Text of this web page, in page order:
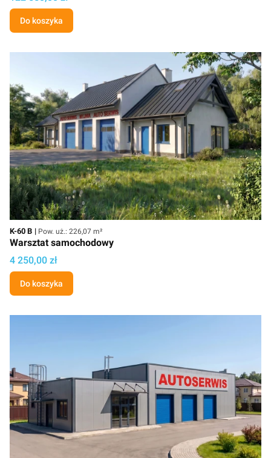
Do koszyka
Kod
K-60 B Powierzchnia użytkowa
Pow. uż.: 226,07 m²
Warsztat samochodowy
Cena projektu
4 250,00 zł
Do koszyka